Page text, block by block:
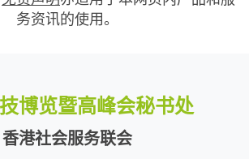
务资讯的使用。
博览暨高峰会秘书处
香港社会服务联会